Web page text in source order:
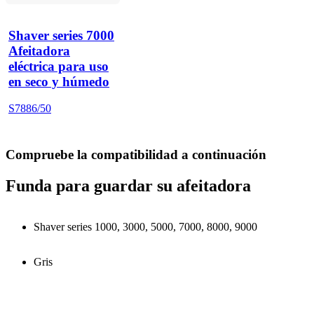
Shaver series 7000
Afeitadora
eléctrica para uso
en seco y húmedo
S7886/50
Compruebe la compatibilidad a continuación
Funda para guardar su afeitadora
Shaver series 1000, 3000, 5000, 7000, 8000, 9000
Gris